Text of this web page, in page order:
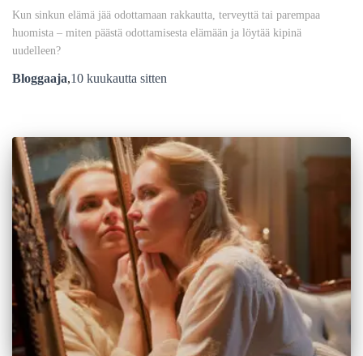
Kun sinkun elämä jää odottamaan rakkautta, terveyttä tai parempaa
huomista – miten päästä odottamisesta elämään ja löytää kipinä
uudelleen?
Bloggaaja,10 kuukautta sitten